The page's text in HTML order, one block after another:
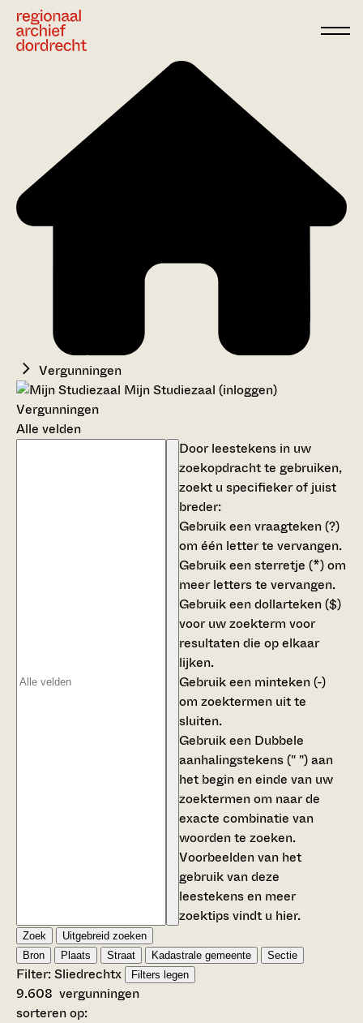
Vergunningen
Mijn Studiezaal (inloggen)
Vergunningen
Alle velden
Door leestekens in uw
zoekopdracht te gebruiken,
zoekt u specifieker of juist
breder:
Gebruik eenvraagteken (?)
om één letter te vervangen.
Gebruik eensterretje (*)om
meer letters te vervangen.
Gebruik eendollarteken ($)
voor uw zoekterm voor
resultaten die op elkaar
lijken.
Gebruik een minteken (-)
om zoektermen uit te
sluiten.
Gebruik een Dubbele
aanhalingstekens (" ")aan
het begin en einde van uw
zoektermen om naar de
exacte combinatie van
woorden te zoeken.
Voorbeelden van het
gebruik van deze
leestekens en meer
zoektips vindt u hier.
Zoek
Uitgebreid zoeken
Bron
Plaats Straat Kadastrale gemeente Sectie
Filter:Sliedrechtx Filters legen
9.608 vergunningen
sorteren op: